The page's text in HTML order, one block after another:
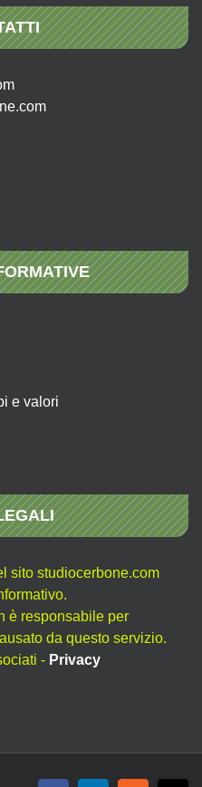
e valori
sito studiocerbone.com
è responsabile per
da questo servizio.
- Privacy